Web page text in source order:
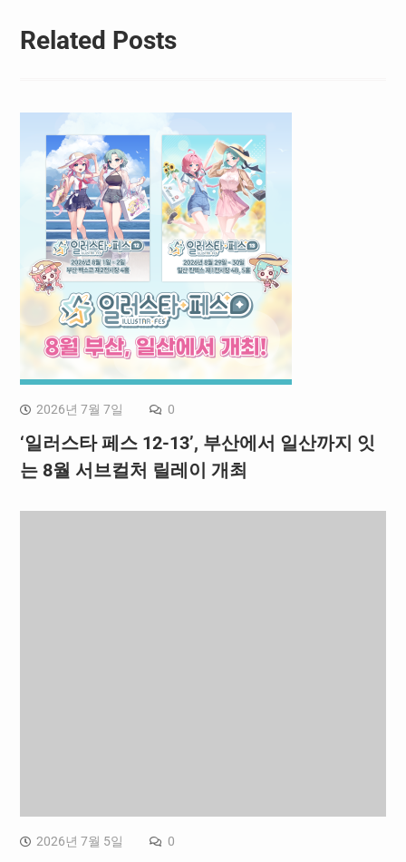
Related Posts
2026년 7월 7일 0
‘일러스타 페스 12-13’, 부산에서 일산까지 잇
는 8월 서브컬처 릴레이 개최
2026년 7월 5일 0